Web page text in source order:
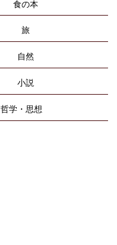
食の本
旅
自然
小説
哲学・思想